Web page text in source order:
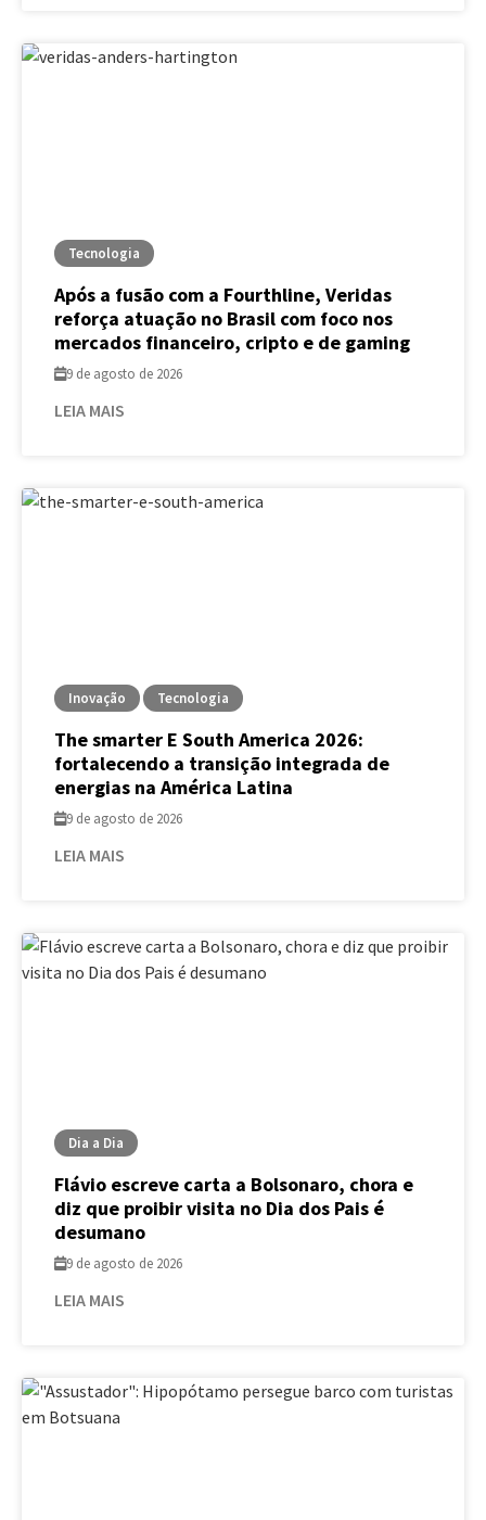
Tecnologia
Após a fusão com a Fourthline, Veridas
reforça atuação no Brasil com foco nos
mercados financeiro, cripto e de gaming
9 de agosto de 2026
LEIA MAIS
Inovação Tecnologia
The smarter E South America 2026:
fortalecendo a transição integrada de
energias na América Latina
9 de agosto de 2026
LEIA MAIS
Dia a Dia
Flávio escreve carta a Bolsonaro, chora e
diz que proibir visita no Dia dos Pais é
desumano
9 de agosto de 2026
LEIA MAIS